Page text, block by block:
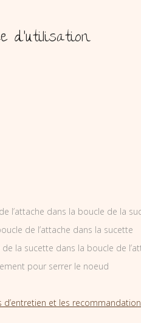
d’utilisation
l’attache dans la boucle de la
de l’attache dans la sucette
de la sucette dans la boucle de
pour serrer le noeud
d’entretien et les